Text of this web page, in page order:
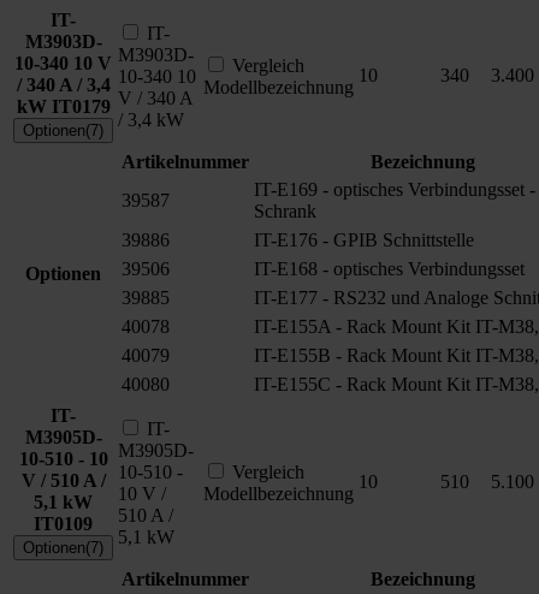
IT-
M3903D-
10-340 10 V
/ 340 A / 3,4
kW IT0179
Optionen(7)
IT-
M3903D-
10-340 10
V / 340 A
/ 3,4 kW
Vergleich
Modellbezeichnung
10 340 3.400
Optionen
Artikelnummer
Bezeichnung
39587
IT-E169 - optisches Verbindungsset -
Schrank
39886
IT-E176 - GPIB Schnittstelle
39506
IT-E168 - optisches Verbindungsset
39885
IT-E177 - RS232 und Analoge
40078
IT-E155A - Rack Mount Kit IT-
40079
IT-E155B - Rack Mount Kit IT-
40080
IT-E155C - Rack Mount Kit IT-
IT-
M3905D-
10-510 - 10
V / 510 A /
5,1 kW
IT0109
Optionen(7)
IT-
M3905D-
10-510 -
10 V /
510 A /
5,1 kW
Vergleich
Modellbezeichnung
10 510 5.100
Artikelnummer
Bezeichnung